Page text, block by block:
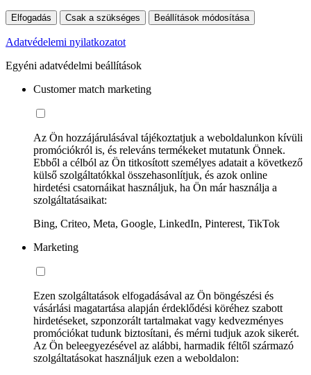
Elfogadás Csak a szükséges Beállítások módosítása
Adatvédelemi nyilatkozatot
Egyéni adatvédelmi beállítások
Customer match marketing
Az Ön hozzájárulásával tájékoztatjuk a weboldalunkon kívüli
promóciókról is, és releváns termékeket mutatunk Önnek.
Ebből a célból az Ön titkosított személyes adatait a következő
külső szolgáltatókkal összehasonlítjuk, és azok online
hirdetési csatornáikat használjuk, ha Ön már használja a
szolgáltatásaikat:
Bing, Criteo, Meta, Google, LinkedIn, Pinterest, TikTok
Marketing
Ezen szolgáltatások elfogadásával az Ön böngészési és
vásárlási magatartása alapján érdeklődési köréhez szabott
hirdetéseket, szponzorált tartalmakat vagy kedvezményes
promóciókat tudunk biztosítani, és mérni tudjuk azok sikerét.
Az Ön beleegyezésével az alábbi, harmadik féltől származó
szolgáltatásokat használjuk ezen a weboldalon: